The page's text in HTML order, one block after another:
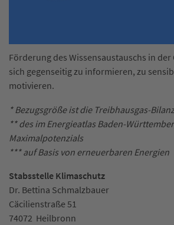
Förderung des Wissensaustauschs in der
sich gegenseitig zu informieren, zu
motivieren.
* Bezugsgröße ist die Treibhausgas-
** des im Energieatlas Baden-
Maximalpotenzials
*** auf Basis von erneuerbaren Energien
Stabsstelle Klimaschutz
Dr. Bettina Schmalzbauer
Cäcilienstraße 51
74072 Heilbronn